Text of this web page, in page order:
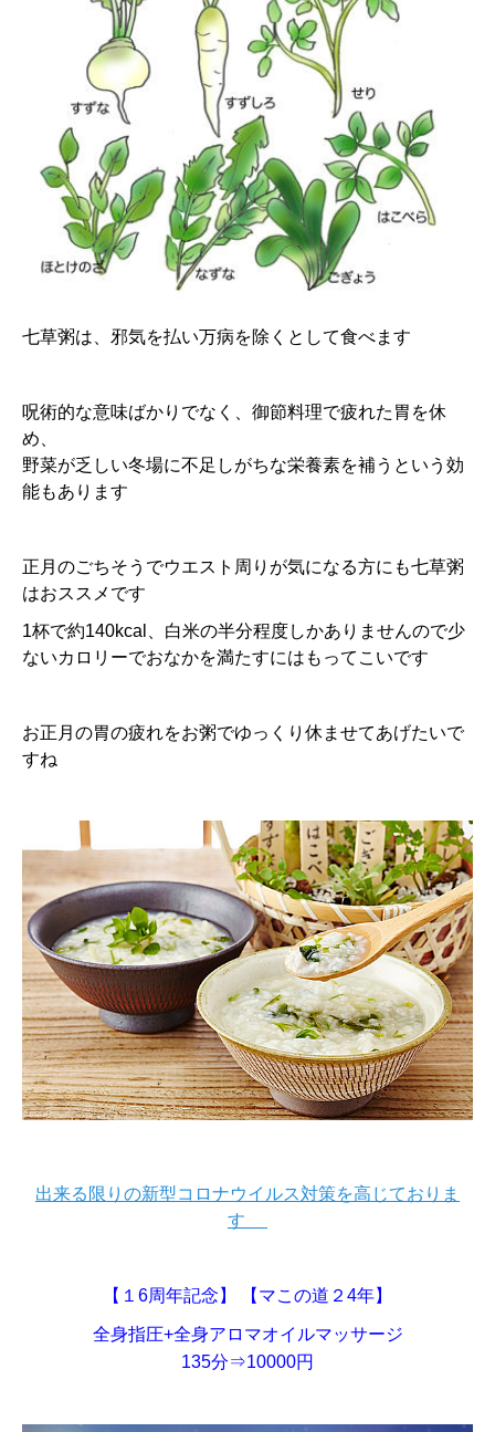
七草粥は、邪気を払い万病を除くとして食べます
呪術的な意味ばかりでなく、御節料理で疲れた胃を休
め、
野菜が乏しい冬場に不足しがちな栄養素を補うという効
能もあります
正月のごちそうでウエスト周りが気になる方にも七草粥
はおススメです
1杯で約140kcal、白米の半分程度しかありませんので少
ないカロリーでおなかを満たすにはもってこいです
お正月の胃の疲れをお粥でゆっくり休ませてあげたいで
すね
出来る限りの新型コロナウイルス対策を高じておりま
す
【１6周年記念】 【マこの道２4年】
全身指圧+全身アロマオイルマッサージ
135分⇒10000円